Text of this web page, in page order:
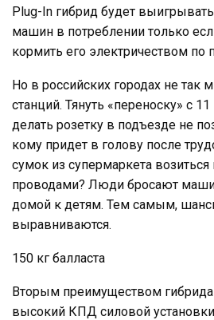
Plug-In гибрид будет
машин в потреблении только
кормить его электричеством по
Но в российских городах не так
станций. Тянуть «переноску» с
делать розетку в подъезде не
кому придет в голову после
сумок из супермаркета возиться
проводами? Люди бросают
домой к детям. Тем самым,
выравниваются.
150 кг балласта
Вторым преимуществом гибрида
высокий КПД силовой